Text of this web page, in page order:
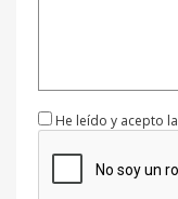
He leído y acepto la